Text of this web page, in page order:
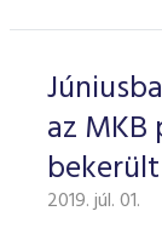
az MKB
2019. júl. 01.